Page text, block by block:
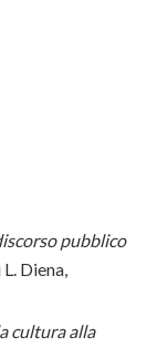
pubblico
Diena,
cultura alla